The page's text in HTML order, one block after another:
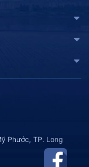
Phước, TP. Long